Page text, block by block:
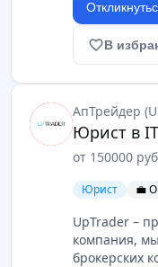
favorite_borderВ
АпТрейдер
от 150000
Юрист 💼
UpTrader –
компания,
брокерских